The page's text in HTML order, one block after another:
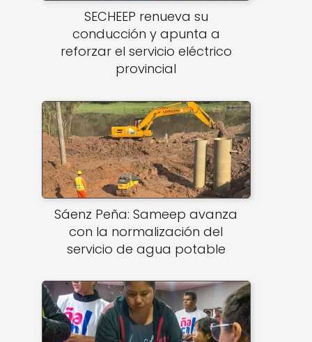
SECHEEP renueva su
conducción y apunta a
reforzar el servicio eléctrico
provincial
Sáenz Peña: Sameep avanza
con la normalización del
servicio de agua potable